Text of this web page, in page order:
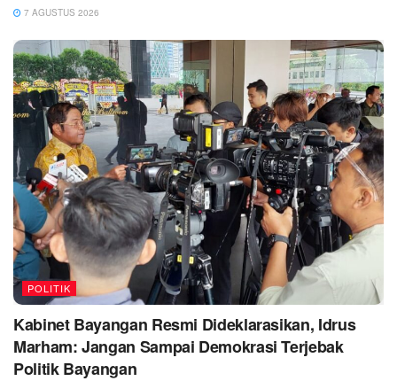
7 AGUSTUS 2026
POLITIK
Kabinet Bayangan Resmi Dideklarasikan, Idrus
Marham: Jangan Sampai Demokrasi Terjebak
Politik Bayangan